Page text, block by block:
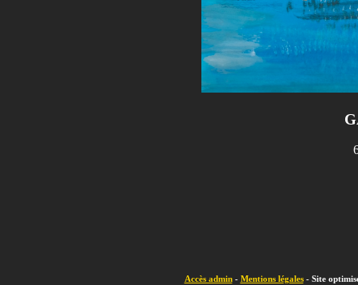
Accès admin- Mentions légales- Site